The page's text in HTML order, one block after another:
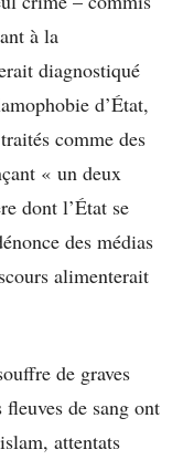
à la
diagnostiqué
d’État,
comme des
« un deux
dont l’État se
des médias
alimenterait
de graves
de sang ont
attentats